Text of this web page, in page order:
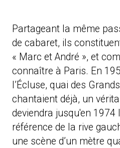
Partageant la même
de cabaret, ils
« Marc et André », et
connaître à Paris. En
l’Écluse, quai des
chantaient déjà, un
deviendra jusqu'en 1974
référence de la rive
une scène d’un mètre